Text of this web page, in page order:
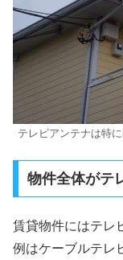
テレビアンテナは特
物件全体がテ
賃貸物件にはテレ
例はケーブルテレ